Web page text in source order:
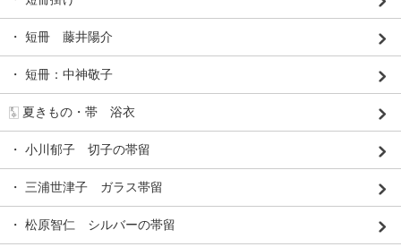
・ 短冊 藤井陽介
・ 短冊：中神敬子
🀧 夏きもの・帯 浴衣
・ 小川郁子 切子の帯留
・ 三浦世津子 ガラス帯留
・ 松原智仁 シルバーの帯留